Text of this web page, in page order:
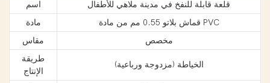
اسم
قلعة قابلة للنفخ في مدينة ملاهي للأطفال
مادة
قماش بلاتو 0.55 مم من مادة PVC
مقاس
مخصص
طريقة
الإنتاج
الخياطة (مزدوجة ورباعية)